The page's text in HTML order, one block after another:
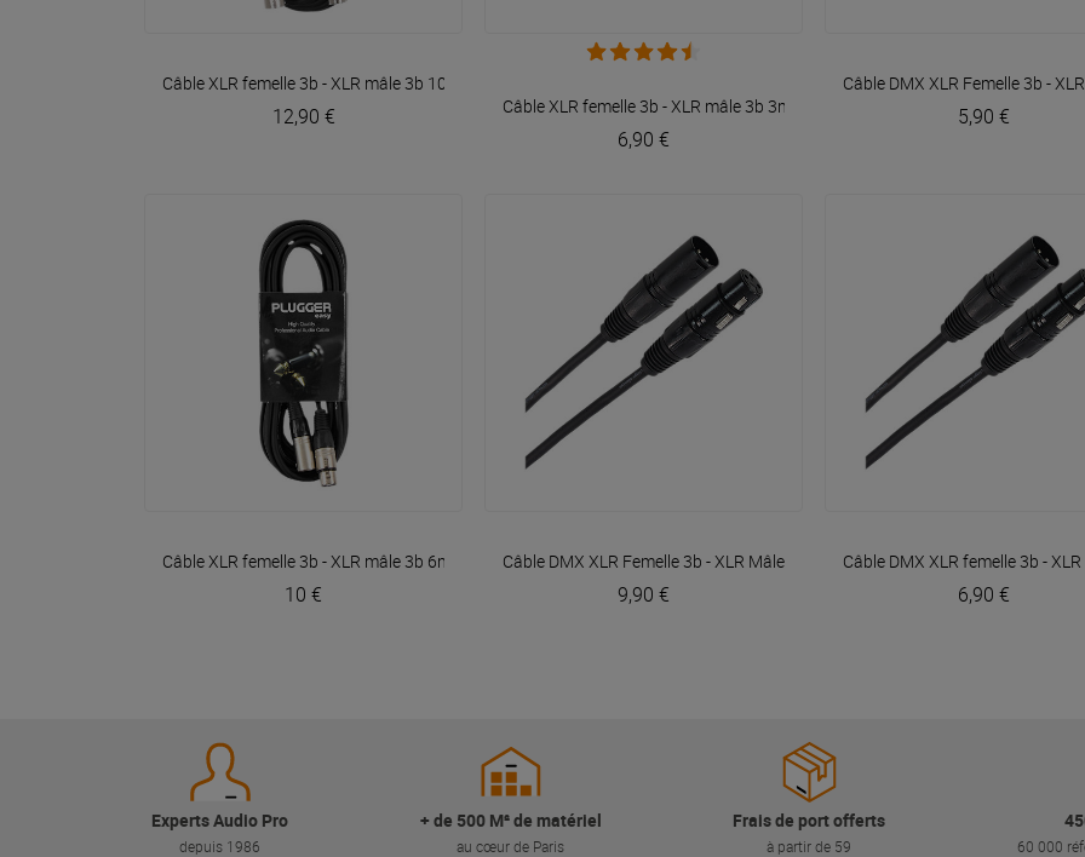
VOIR EN DÉTAIL
Câble XLR femelle 3b - XLR mâle 3b 10m Easy
12,90 € Câble XLR femelle 3b - XLR mâle 3b 3m Easy
6,90 €
VOIR EN DÉTAIL
Câble DMX XLR Femelle 3b -
5,90 €
VOIR EN DÉTAIL
Câble XLR femelle 3b - XLR mâle 3b 6m Easy Plugger
10 €
VOIR EN DÉTAIL
Câble DMX XLR Femelle 3b - XLR Mâle 3b 6m EasyPlugger
9,90 €
VOIR EN DÉTAIL
Câble DMX XLR femelle 3b -
6,90 €
Experts Audio Pro
depuis 1986
+ de 500 M² de matériel
au cœur de Paris
Frais de port offerts
à partir de 59 60 000